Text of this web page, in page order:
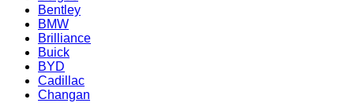
Bentley
BMW
Brilliance
Buick
BYD
Cadillac
Changan